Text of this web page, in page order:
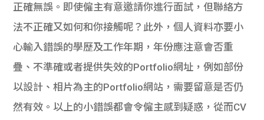
正確無誤。即使僱主有意邀請你進行面試，但聯絡方
法不正確又如何和你接觸呢？此外，個人資料亦要小
心輸入錯誤的學歷及工作年期，年份應注意會否重
疊、不準確或者提供失效的Portfolio網址，例如部份
以設計、相片為主的Portfolio網站，需要留意是否仍
然有效。以上的小錯誤都會令僱主感到疑惑，從而CV